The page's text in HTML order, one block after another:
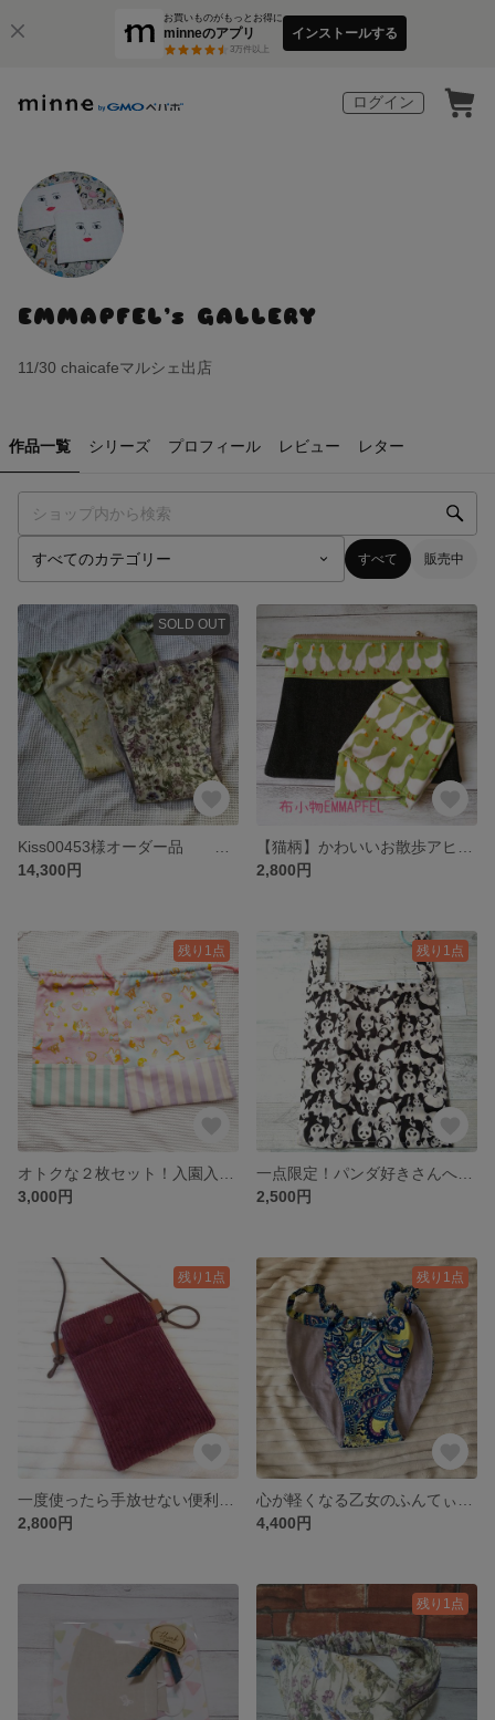
お買いものがもっとお得に
minneのアプリ
3万件以上
インストールする
ログイン
EMMAPFEL’s GALLERY
11/30 chaicafeマルシェ出店
作品一覧 シリーズ プロフィール レビュー レター
すべて 販売中
SOLD OUT
14,300円
2,800円
残り1点
3,000円
残り1点
2,500円
残り1点
2,800円
残り1点
4,400円
残り1点